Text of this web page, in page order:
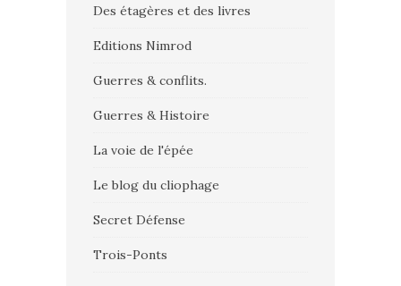
Des étagères et des livres
Editions Nimrod
Guerres & conflits.
Guerres & Histoire
La voie de l'épée
Le blog du cliophage
Secret Défense
Trois-Ponts